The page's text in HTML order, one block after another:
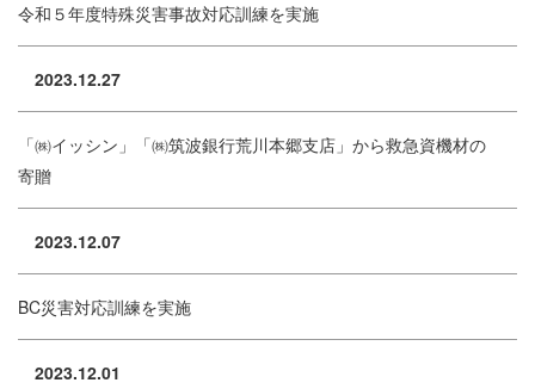
令和５年度特殊災害事故対応訓練を実施
2023.12.27
「㈱イッシン」「㈱筑波銀行荒川本郷支店」から救急資機材の
寄贈
2023.12.07
BC災害対応訓練を実施
2023.12.01